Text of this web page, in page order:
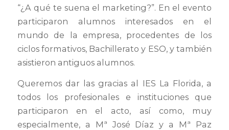
“¿A qué te suena el marketing?”. En el evento
participaron alumnos interesados en el
mundo de la empresa, procedentes de los
ciclos formativos, Bachillerato y ESO, y también
asistieron antiguos alumnos.
Queremos dar las gracias al IES La Florida, a
todos los profesionales e instituciones que
participaron en el acto, así como, muy
especialmente, a Mª José Díaz y a Mª Paz